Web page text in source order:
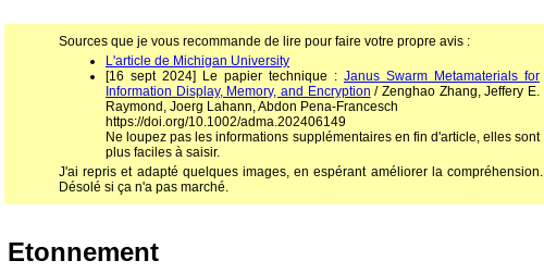
Sources que je vous recommande de lire pour faire votre propre avis :
L'article de Michigan University
[16 sept 2024] Le papier technique : Janus Swarm Metamaterials for
Information Display, Memory, and Encryption / Zenghao Zhang, Jeffery E.
Raymond, Joerg Lahann, Abdon Pena-Francesch
https://doi.org/10.1002/adma.202406149
Ne loupez pas les informations supplémentaires en fin d'article, elles sont
plus faciles à saisir.
J'ai repris et adapté quelques images, en espérant améliorer la compréhension.
Désolé si ça n'a pas marché.
Etonnement